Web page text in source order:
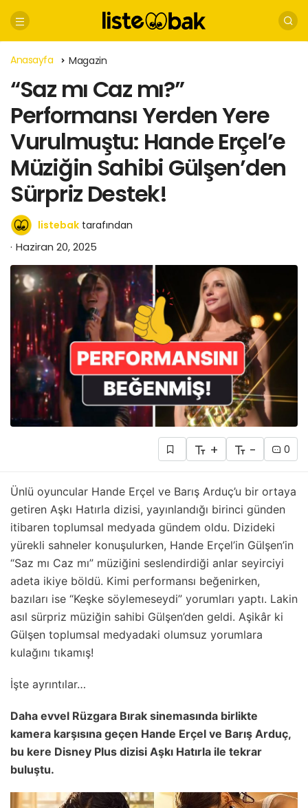
Anasayfa Magazin
“Saz mı Caz mı?”
Performansı Yerden Yere
Vurulmuştu: Hande Erçel’e
Müziğin Sahibi Gülşen’den
Sürpriz Destek!
listebak tarafından
Haziran 20, 2025
+ - 0
Ünlü oyuncular Hande Erçel ve Barış Arduç’u bir ortaya
getiren Aşkı Hatırla dizisi, yayınlandığı birinci günden
itibaren toplumsal medyada gündem oldu. Dizideki
yürekli sahneler konuşulurken, Hande Erçel’in Gülşen’in
“Saz mı Caz mı” müziğini seslendirdiği anlar seyirciyi
adeta ikiye böldü. Kimi performansı beğenirken,
bazıları ise “Keşke söylemeseydi” yorumları yaptı. Lakin
asıl sürpriz müziğin sahibi Gülşen’den geldi. Aşikâr ki
Gülşen toplumsal medyadaki olumsuz yorumlara
kulağını tıkamış!
İşte ayrıntılar…
Daha evvel Rüzgara Bırak sinemasında birlikte
kamera karşısına geçen Hande Erçel ve Barış Arduç,
bu kere Disney Plus dizisi Aşkı Hatırla ile tekrar
buluştu.